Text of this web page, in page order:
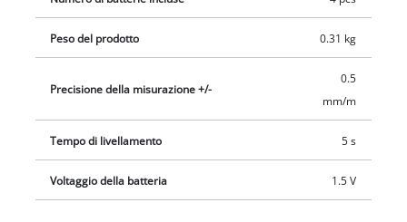
Peso del prodotto 0.31 kg
Precisione della misurazione +/-
0.5
mm/m
Tempo di livellamento 5 s
Voltaggio della batteria 1.5 V